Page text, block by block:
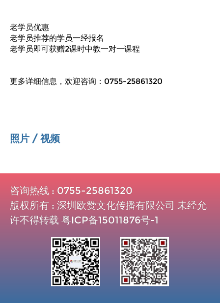
老学员优惠
老学员推荐的学员一经报名
老学员即可获赠2课时中教一对一课程
更多详细信息，欢迎咨询：0755-25861320
照片 / 视频
咨询热线 : 0755-25861320
版权所有 : 深圳欧赞文化传播有限公司 未经允
许不得转载 粤ICP备15011876号-1